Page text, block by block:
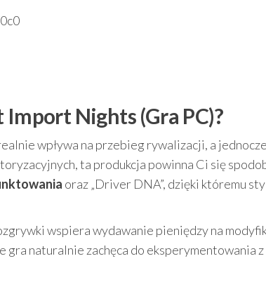
Nights (Gra PC)?
wpływa na przebieg rywalizacji, a
ta produkcja powinna Ci się
oraz „Driver DNA”, dzięki któremu
wspiera wydawanie pieniędzy na
gra naturalnie zachęca do eksperymentowania z